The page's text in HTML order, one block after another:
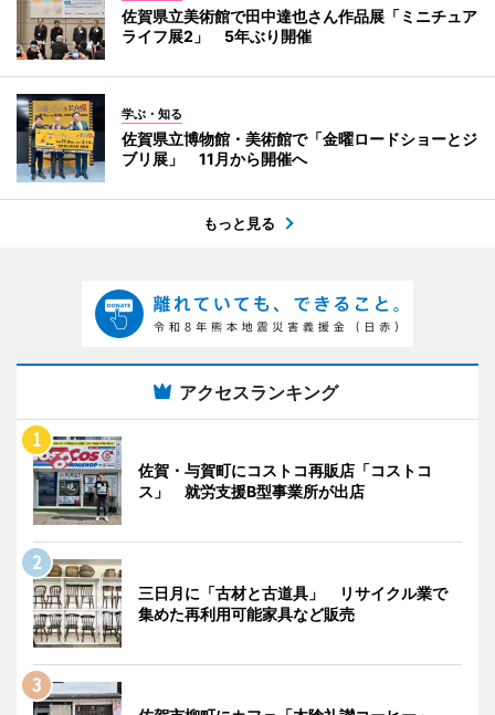
佐賀県立美術館で田中達也さん作品展「ミニチュア
ライフ展2」 5年ぶり開催
学ぶ・知る
佐賀県立博物館・美術館で「金曜ロードショーとジ
ブリ展」 11月から開催へ
もっと見る
アクセスランキング
佐賀・与賀町にコストコ再販店「コストコ
ス」 就労支援B型事業所が出店
三日月に「古材と古道具」 リサイクル業で
集めた再利用可能家具など販売